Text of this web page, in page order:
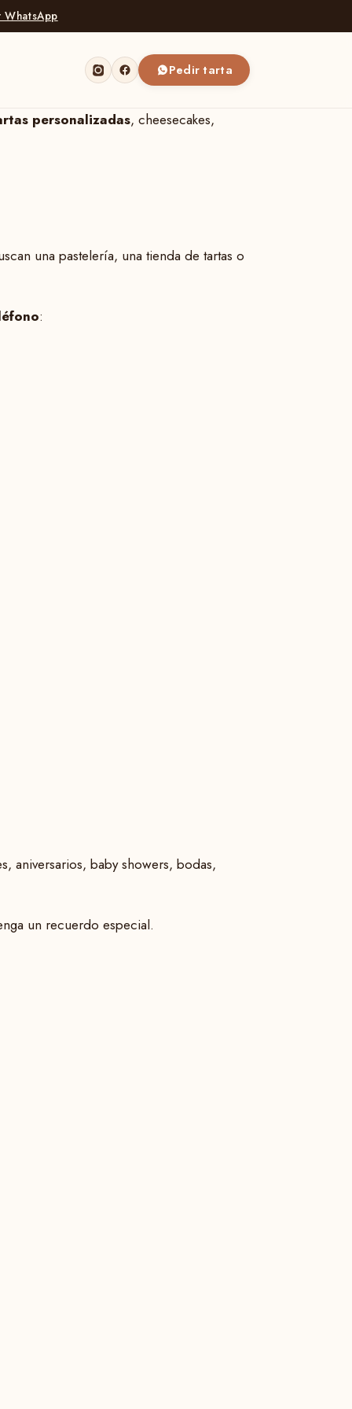
WhatsApp
Pedir tarta
personalizadas, cheesecakes,
una pastelería, una tienda de tartas o
:
aniversarios, baby showers, bodas,
un recuerdo especial.